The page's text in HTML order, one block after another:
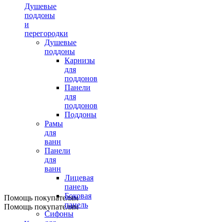
Душевые
поддоны
и
перегородки
Душевые
поддоны
Карнизы
для
поддонов
Панели
для
поддонов
Поддоны
Рамы
для
ванн
Панели
для
ванн
Лицевая
панель
Боковая
панель
Сифоны
Помощь покупателям
Помощь покупателям